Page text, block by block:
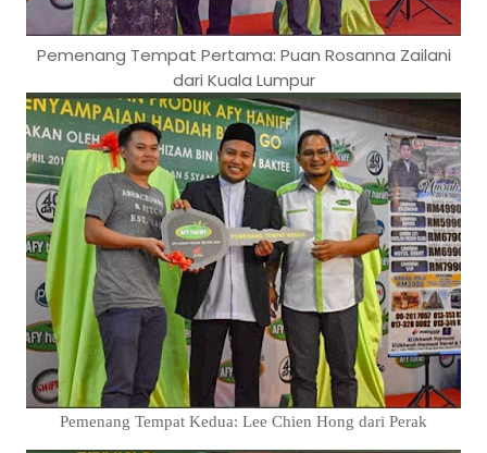
Pemenang Tempat Pertama: Puan Rosanna Zailani
dari Kuala Lumpur
Pemenang Tempat Kedua: Lee Chien Hong dari Perak